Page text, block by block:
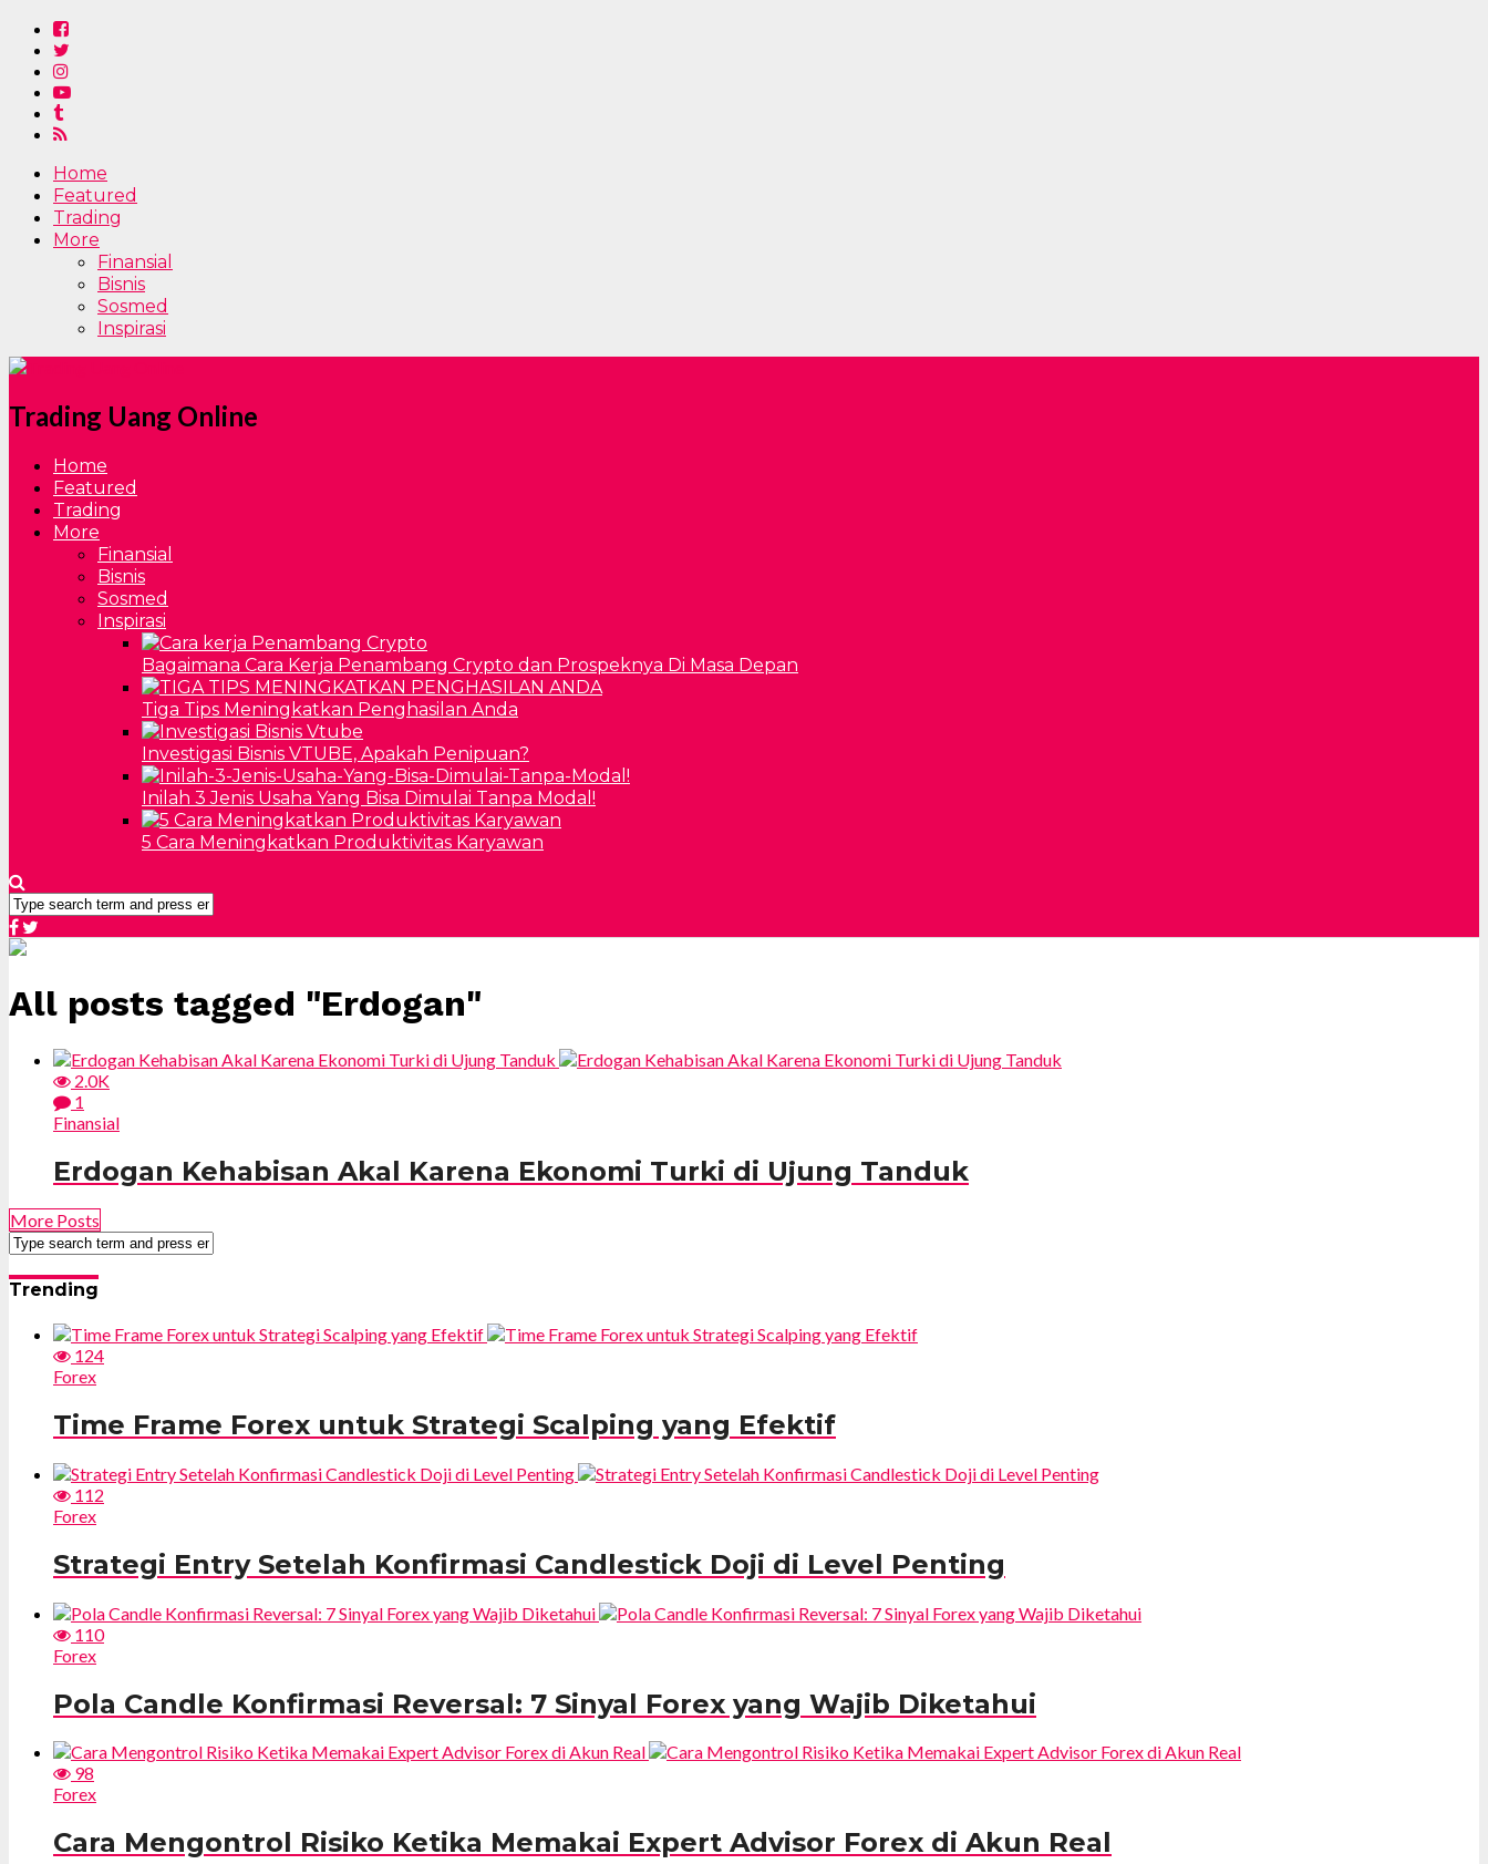
Home
Featured
Trading
More
Finansial
Bisnis
Sosmed
Inspirasi
Trading Uang Online
Home
Featured
Trading
More
Finansial
Bisnis
Sosmed
Inspirasi
Bagaimana Cara Kerja Penambang Crypto dan Prospeknya Di Masa Depan
Tiga Tips Meningkatkan Penghasilan Anda
Investigasi Bisnis VTUBE, Apakah Penipuan?
Inilah 3 Jenis Usaha Yang Bisa Dimulai Tanpa Modal!
5 Cara Meningkatkan Produktivitas Karyawan
All posts tagged "Erdogan"
2.0K
1
Finansial
Erdogan Kehabisan Akal Karena Ekonomi Turki di Ujung Tanduk
More Posts
Trending
124
Forex
Time Frame Forex untuk Strategi Scalping yang Efektif
112
Forex
Strategi Entry Setelah Konfirmasi Candlestick Doji di Level Penting
110
Forex
Pola Candle Konfirmasi Reversal: 7 Sinyal Forex yang Wajib Diketahui
98
Forex
Cara Mengontrol Risiko Ketika Memakai Expert Advisor Forex di Akun Real